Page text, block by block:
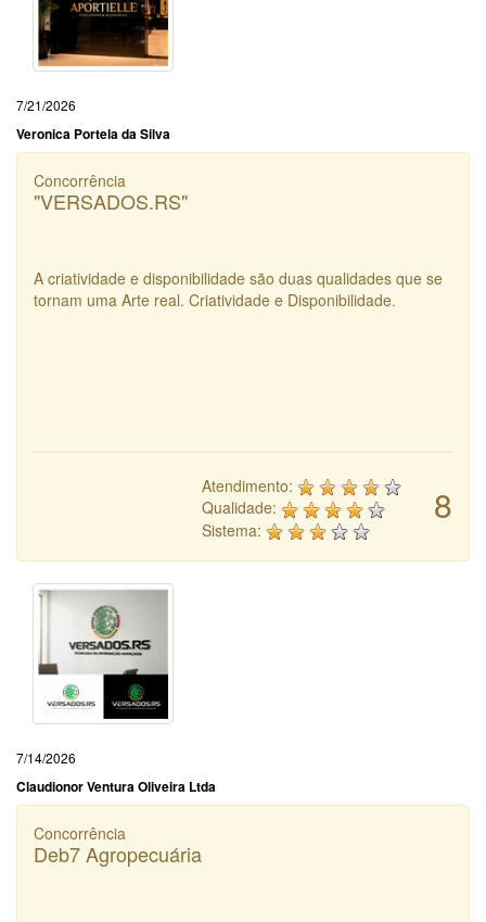
7/21/2026
Veronica Portela da Silva
Concorrência
"VERSADOS.RS"
A criatividade e disponibilidade são duas qualidades que se
tornam uma Arte real. Criatividade e Disponibilidade.
8
Atendimento:
Qualidade:
Sistema:
7/14/2026
Claudionor Ventura Oliveira Ltda
Concorrência
Deb7 Agropecuária